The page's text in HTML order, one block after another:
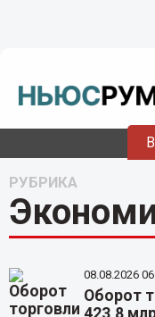
РУБРИКА
08.08.2026
Оборот